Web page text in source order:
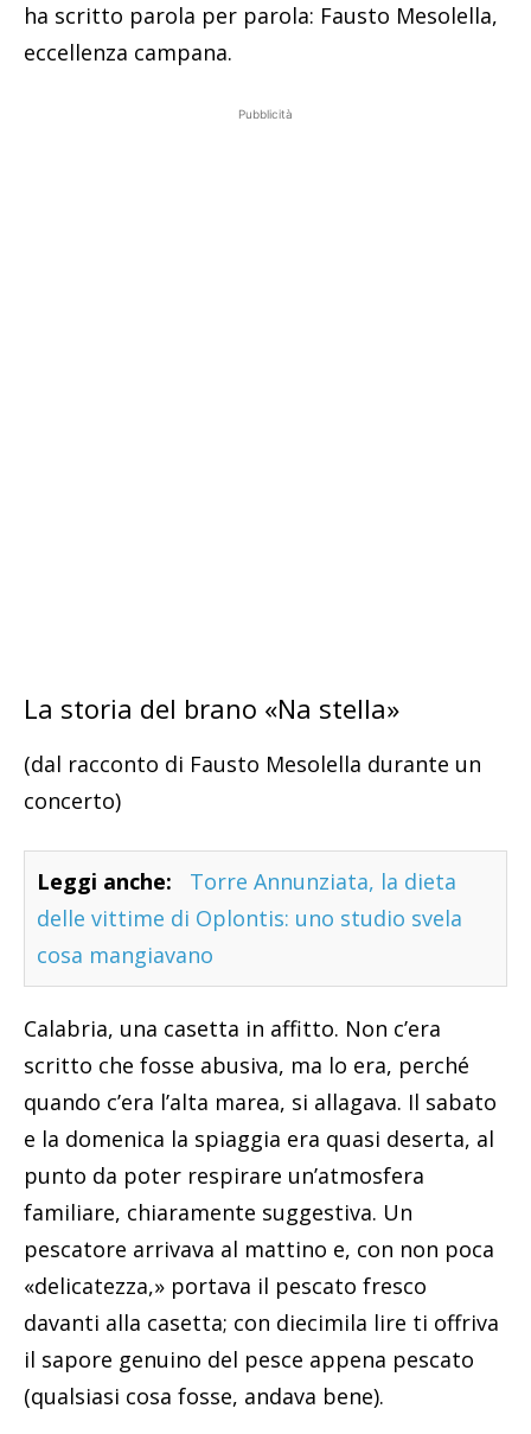
ha scritto parola per parola: Fausto Mesolella,
eccellenza campana.
Pubblicità
La storia del brano «Na stella»
(dal racconto di Fausto Mesolella durante un
concerto)
Leggi anche:
Torre Annunziata, la dieta
delle vittime di Oplontis: uno studio svela
cosa mangiavano
Calabria, una casetta in affitto. Non c’era
scritto che fosse abusiva, ma lo era, perché
quando c’era l’alta marea, si allagava. Il sabato
e la domenica la spiaggia era quasi deserta, al
punto da poter respirare un’atmosfera
familiare, chiaramente suggestiva. Un
pescatore arrivava al mattino e, con non poca
«delicatezza,» portava il pescato fresco
davanti alla casetta; con diecimila lire ti offriva
il sapore genuino del pesce appena pescato
(qualsiasi cosa fosse, andava bene).